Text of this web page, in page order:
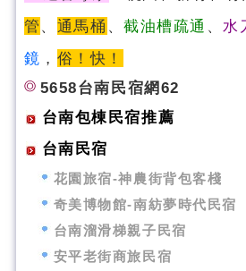
管 、 通馬桶 、截油槽疏通 、 水
鏡 ， 俗！快！
5658台南民宿網62
台南包棟民宿推薦
台南民宿
花園旅宿-神農街背包客棧
奇美博物館-南紡夢時代民宿
台南溜滑梯親子民宿
安平老街商旅民宿